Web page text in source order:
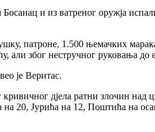
и из ватреног оружја
патроне, 1.500 њемачких марака,
али због нестручног руковања до
је Веритас.
дјела ратни злочин
на 20, Јурића на 12, Поштића на